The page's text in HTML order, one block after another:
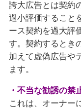
誇大広告とは契約
過小評価すること
ース契約を過大評
す。契約するとき
加えて虚偽広告や
ます。
・不当な勧誘の禁
これは、オーナー